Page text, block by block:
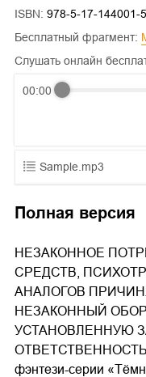
ISBN: 978-5-17-144001-5
Бесплатный фрагмент:
Слушать онлайн
00:00
Sample.mp3
03.mp3
Полная версия
НЕЗАКОННОЕ
СРЕДСТВ,
АНАЛОГОВ
НЕЗАКОННЫЙ
УСТАНОВЛЕННУЮ
ОТВЕТСТВЕННОСТЬ
фэнтези-серии